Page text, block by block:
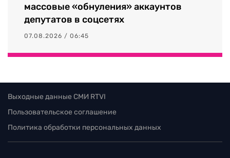
массовые «обнуления» аккаунтов
депутатов в соцсетях
07.08.2026 / 06:45
Выходные данные СМИ RTVI
Пользовательское соглашение
Политика обработки персональных данных